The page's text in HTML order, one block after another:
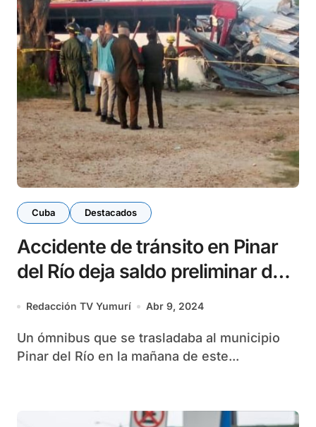
Cuba Destacados
Accidente de tránsito en Pinar
del Río deja saldo preliminar de
un fallecido y cuatro heridos
Redacción TV Yumurí Abr 9, 2024
Un ómnibus que se trasladaba al municipio
Pinar del Río en la mañana de este...